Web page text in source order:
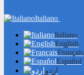
Italiano
Italiano
English
Français
Español
اردو